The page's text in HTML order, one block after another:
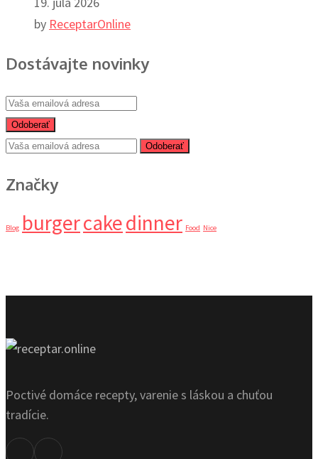
by ReceptarOnline
Dostávajte novinky
Odoberať
Odoberať
Značky
Blog burgercakedinner Food Nice
Poctivé domáce recepty, varenie s láskou a chuťou
tradície.